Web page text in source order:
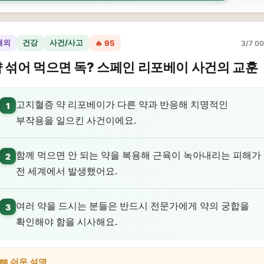
외 건강 사건/사고 🔥 95 3/7
섞어 먹으면 독? 스페인 리포베이 사건의 교훈
1
고지혈증 약 리포베이가 다른 약과 반응해 치명적인
부작용을 일으킨 사건이에요.
2
함께 먹으면 안 되는 약을 복용해 근육이 녹아내리는 피해가
전 세계에서 발생했어요.
3
여러 약을 드시는 분들은 반드시 전문가에게 약의 궁합을
확인해야 함을 시사해요.